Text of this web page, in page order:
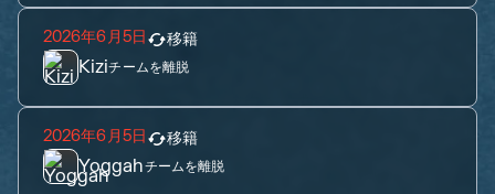
2026年6月5日 移籍
Kiziチームを離脱
2026年6月5日 移籍
Yoggahチームを離脱